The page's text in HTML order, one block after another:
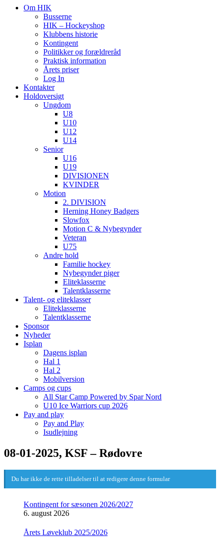
Om HIK
Busserne
HIK – Hockeyshop
Klubbens historie
Kontingent
Politikker og forældreråd
Praktisk information
Årets priser
Log In
Kontakter
Holdoversigt
Ungdom
U8
U10
U12
U14
Senior
U16
U19
DIVISIONEN
KVINDER
Motion
2. DIVISION
Herning Honey Badgers
Slowfox
Motion C & Nybegynder
Veteran
U75
Andre hold
Familie hockey
Nybegynder piger
Eliteklasserne
Talentklasserne
Talent- og eliteklasser
Eliteklasserne
Talentklasserne
Sponsor
Nyheder
Isplan
Dagens isplan
Hal 1
Hal 2
Mobilversion
Camps og cups
All Star Camp Powered by Spar Nord
U10 Ice Warriors cup 2026
Pay and play
Pay and Play
Isudlejning
08-01-2025, KSF – Rødovre
Du har ikke de rette tilladelser til at redigere denne formular
Kontingent for sæsonen 2026/2027
6. august 2026
Årets Løveklub 2025/2026